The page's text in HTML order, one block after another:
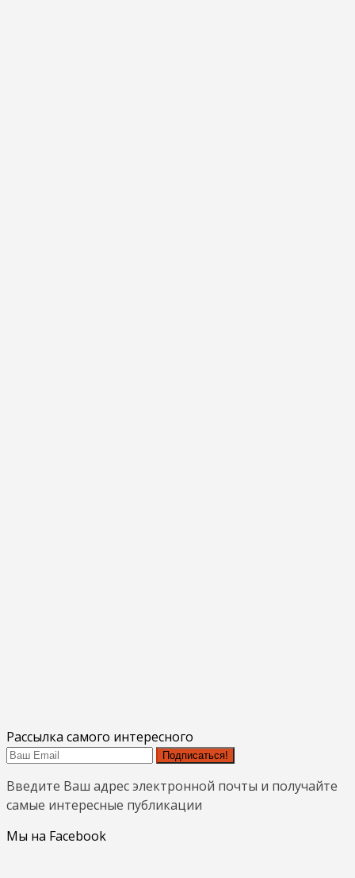
Рассылка самого интересного
Подписаться!
Введите Ваш адрес электронной почты и получайте
самые интересные публикации
Мы на Facebook